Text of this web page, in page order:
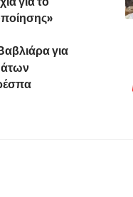
για